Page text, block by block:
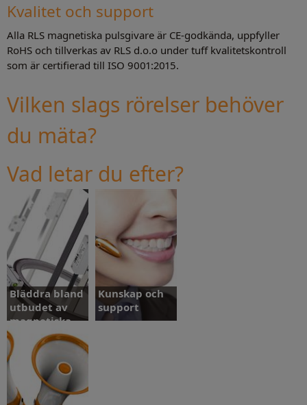
Kvalitet och support
Alla RLS magnetiska pulsgivare är CE-godkända, uppfyller
RoHS och tillverkas av RLS d.o.o under tuff kvalitetskontroll
som är certifierad till ISO 9001:2015.
Vilken slags rörelser behöver
du mäta?
Vad letar du efter?
Bläddra bland
utbudet av
magnetiska
pulsgivare
Bläddra
bland
utbudet av
magnetiska
pulsgivare
Kunskap och
support